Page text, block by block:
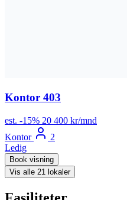
Kontor 403
est. -15% 20 400 kr/mnd
Kontor
2
Ledig
Book visning
Vis alle 21 lokaler